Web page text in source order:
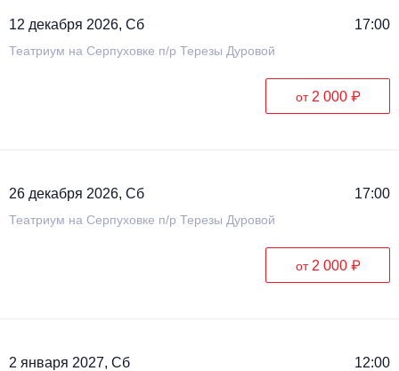
12 декабря 2026, Сб 17:00
Театриум на Серпуховке п/р Терезы Дуровой
от 2 000 ₽
26 декабря 2026, Сб 17:00
Театриум на Серпуховке п/р Терезы Дуровой
от 2 000 ₽
2 января 2027, Сб 12:00